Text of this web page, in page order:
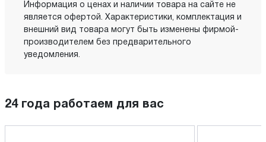
Информация о ценах и наличии товара на сайте не
является офертой. Характеристики, комплектация и
внешний вид товара могут быть изменены фирмой-
производителем без предварительного
уведомления.
24 года работаем для вас